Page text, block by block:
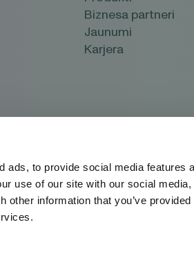
ads, to provide social media features
use of our site with our social
information that you’ve
Biznesa partneri
Jaunumi
Karjera